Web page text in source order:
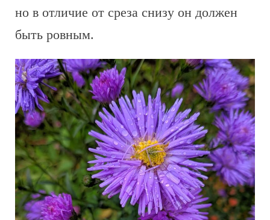
но в отличие от среза снизу он должен
быть ровным.